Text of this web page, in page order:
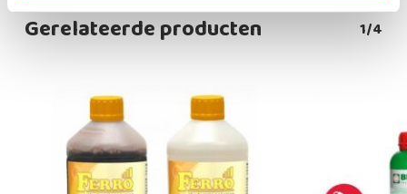
Gerelateerde producten 1/4